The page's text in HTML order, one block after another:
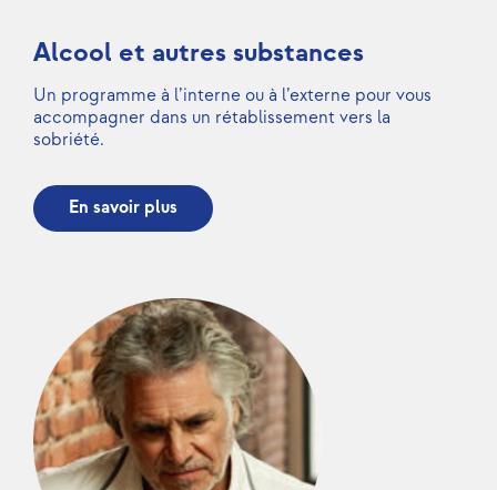
Alcool et autres substances
Un programme à l’interne ou à l’externe pour vous
accompagner dans un rétablissement vers la
sobriété.
En savoir plus